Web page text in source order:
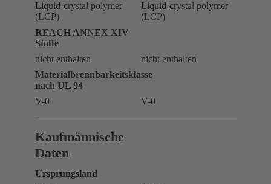
Liquid-crystal polymer
(LCP)
Liquid-crystal polymer
(LCP)
REACH ANNEX XIV
Stoffe
nicht enthalten
nicht enthalten
Materialbrennbarkeitsklasse
nach UL 94
V-0
V-0
Kaufmännische
Daten
Ursprungsland